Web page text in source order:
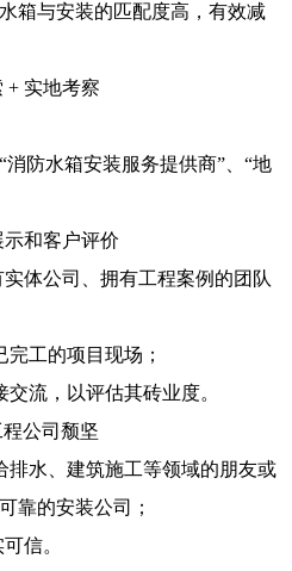
箱与安装的匹配度高，有效减
+ 实地考察
消防水箱安装服务提供商”、“地
和客户评价
体公司、拥有工程案例的团队
工的项目现场；
流，以评估其砖业度。
公司颓坚
排水、建筑施工等领域的朋友或
靠的安装公司；
信。